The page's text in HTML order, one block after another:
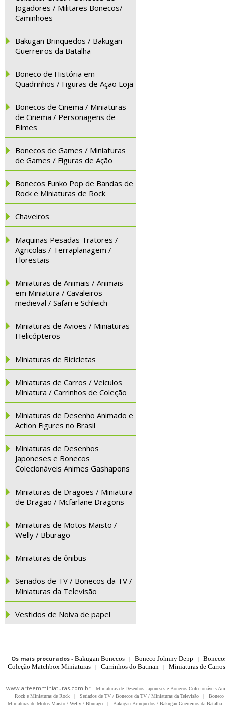
Jogadores / Militares Bonecos/
Caminhões
Bakugan Brinquedos / Bakugan
Guerreiros da Batalha
Boneco de História em
Quadrinhos / Figuras de Ação Loja
Bonecos de Cinema / Miniaturas
de Cinema / Personagens de
Filmes
Bonecos de Games / Miniaturas
de Games / Figuras de Ação
Bonecos Funko Pop de Bandas de
Rock e Miniaturas de Rock
Chaveiros
Maquinas Pesadas Tratores /
Agricolas / Terraplanagem /
Florestais
Miniaturas de Animais / Animais
em Miniatura / Cavaleiros
medieval / Safari e Schleich
Miniaturas de Aviões / Miniaturas
Helicópteros
Miniaturas de Bicicletas
Miniaturas de Carros / Veículos
Miniatura / Carrinhos de Coleção
Miniaturas de Desenho Animado e
Action Figures no Brasil
Miniaturas de Desenhos
Japoneses e Bonecos
Colecionáveis Animes Gashapons
Miniaturas de Dragões / Miniatura
de Dragão / Mcfarlane Dragons
Miniaturas de Motos Maisto /
Welly / Bburago
Miniaturas de ônibus
Seriados de TV / Bonecos da TV /
Miniaturas da Televisão
Vestidos de Noiva de papel
Os mais procurados- Bakugan Bonecos | Boneco Johnny Depp |
Coleção Matchbox Miniaturas
| Carrinhos do Batman | Miniaturas de
www.arteemminiaturas.com.br - Miniaturas de Desenhos Japoneses e Bonecos Colecionáveis
Rock e Miniaturas de Rock
| Seriados de TV / Bonecos da TV / Miniaturas da Televisão |
Miniaturas de Motos Maisto / Welly / Bburago
| Bakugan Brinquedos / Bakugan Guerreiros da Batalha